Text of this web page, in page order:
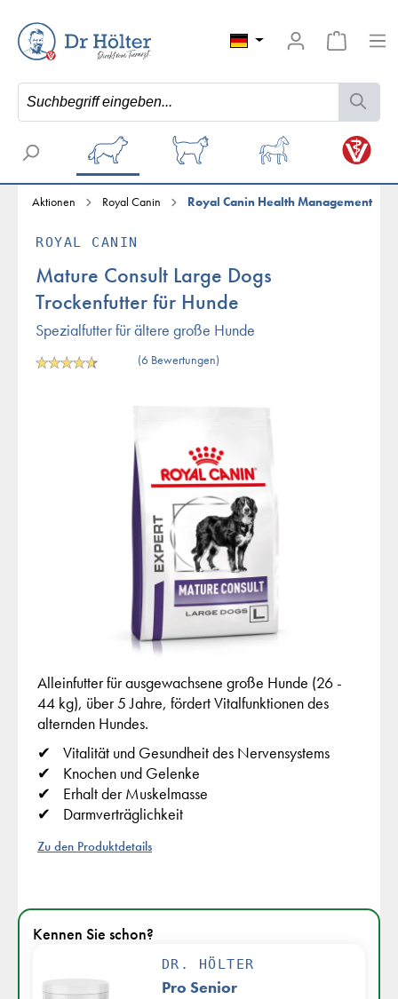
Aktionen Royal Canin Royal Canin Health Management
ROYAL CANIN
Mature Consult Large Dogs
Trockenfutter für Hunde
Spezialfutter für ältere große Hunde
(6 Bewertungen)
Alleinfutter für ausgewachsene große Hunde (26 -
44 kg), über 5 Jahre, fördert Vitalfunktionen des
alternden Hundes.
Vitalität und Gesundheit des Nervensystems
Knochen und Gelenke
Erhalt der Muskelmasse
Darmverträglichkeit
Zu den Produktdetails
Kennen Sie schon?
DR. HÖLTER
Pro Senior